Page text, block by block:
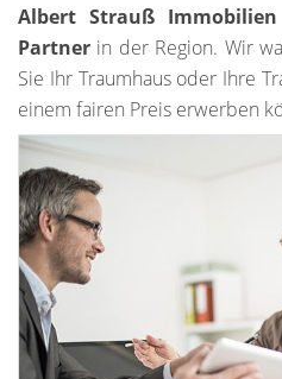
Albert Strauß
Partner in der Region. Wir
Sie Ihr Traumhaus oder Ihre
einem fairen Preis erwerben